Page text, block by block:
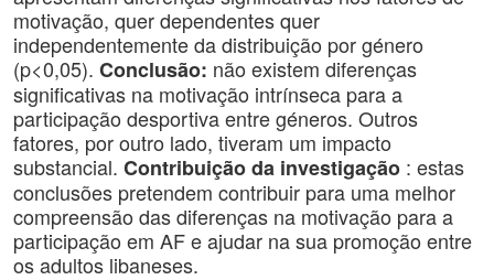
motivação, quer dependentes quer
independentemente da distribuição por género
(p<0,05). Conclusão: não existem diferenças
significativas na motivação intrínseca para a
participação desportiva entre géneros. Outros
fatores, por outro lado, tiveram um impacto
substancial. Contribuição da investigação : estas
conclusões pretendem contribuir para uma melhor
compreensão das diferenças na motivação para a
participação em AF e ajudar na sua promoção entre
os adultos libaneses.